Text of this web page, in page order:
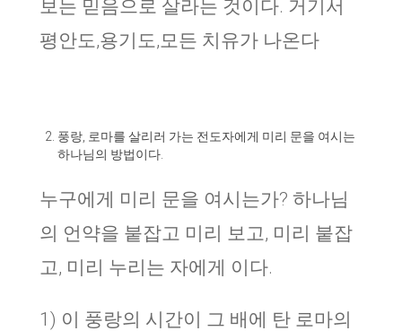
보는 믿음으로 살라는 것이다. 거기서
평안도,용기도,모든 치유가 나온다
풍랑, 로마를 살리러 가는 전도자에게 미리 문을 여시는
하나님의 방법이다.
누구에게 미리 문을 여시는가? 하나님
의 언약을 붙잡고 미리 보고, 미리 붙잡
고, 미리 누리는 자에게 이다.
1) 이 풍랑의 시간이 그 배에 탄 로마의